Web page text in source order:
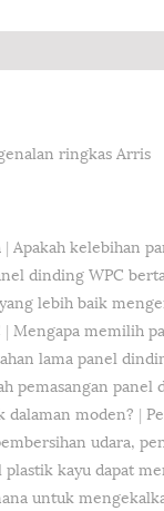
ringkas Arris
| Apakah kelebihan
dinding WPC
lebih baik
| Mengapa memilih
lama panel
pemasangan panel
dalaman moden? |
udara,
plastik kayu dapat
untuk